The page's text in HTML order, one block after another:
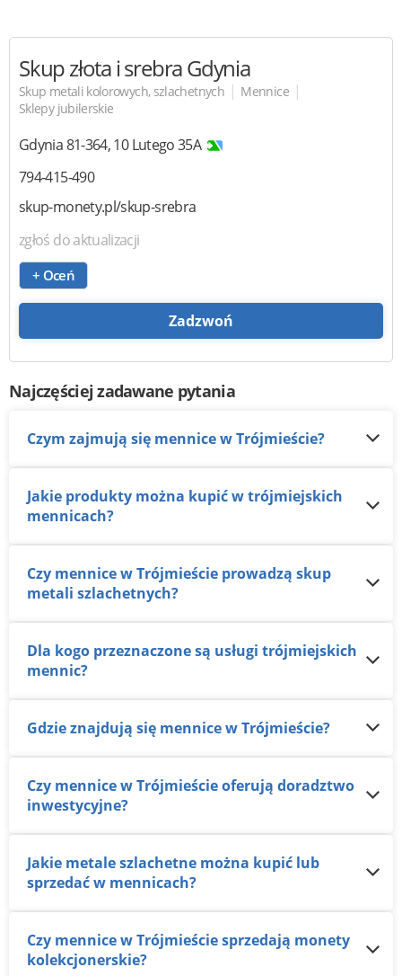
Skup złota i srebraGdynia
Skup metali kolorowych, szlachetnych | Mennice |
Sklepy jubilerskie
Gdynia81-364,10 Lutego 35A
794-415-490
skup-monety.pl/skup-srebra
zgłoś do aktualizacji
+ Oceń
Zadzwoń
Najczęściej zadawane pytania
Czym zajmują się mennice w Trójmieście?
Jakie produkty można kupić w trójmiejskich
mennicach?
Czy mennice w Trójmieście prowadzą skup
metali szlachetnych?
Dla kogo przeznaczone są usługi trójmiejskich
mennic?
Gdzie znajdują się mennice w Trójmieście?
Czy mennice w Trójmieście oferują doradztwo
inwestycyjne?
Jakie metale szlachetne można kupić lub
sprzedać w mennicach?
Czy mennice w Trójmieście sprzedają monety
kolekcjonerskie?